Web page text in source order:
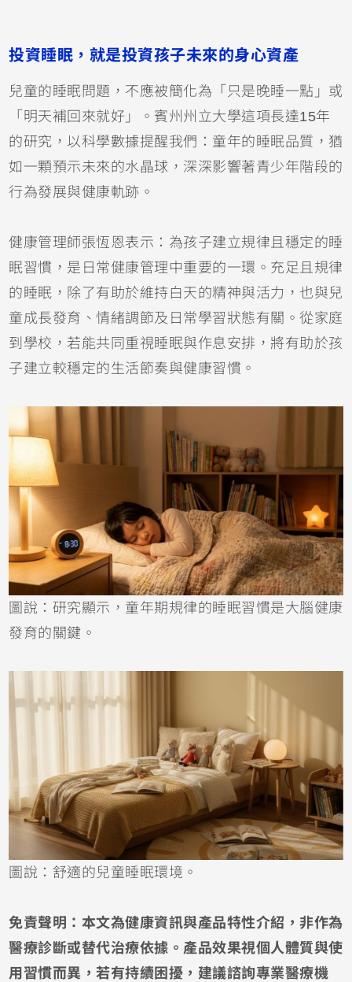
投資睡眠，就是投資孩子未來的身心資產
兒童的睡眠問題，不應被簡化為「只是晚睡一點」或
「明天補回來就好」。賓州州立大學這項長達15年
的研究，以科學數據提醒我們：童年的睡眠品質，猶
如一顆預示未來的水晶球，深深影響著青少年階段的
行為發展與健康軌跡。
健康管理師張恆恩表示：為孩子建立規律且穩定的睡
眠習慣，是日常健康管理中重要的一環。充足且規律
的睡眠，除了有助於維持白天的精神與活力，也與兒
童成長發育、情緒調節及日常學習狀態有關。從家庭
到學校，若能共同重視睡眠與作息安排，將有助於孩
子建立較穩定的生活節奏與健康習慣。
圖說：研究顯示，童年期規律的睡眠習慣是大腦健康
發育的關鍵。
圖說：舒適的兒童睡眠環境。
免責聲明：本文為健康資訊與產品特性介紹，非作為
醫療診斷或替代治療依據。產品效果視個人體質與使
用習慣而異，若有持續困擾，建議諮詢專業醫療機